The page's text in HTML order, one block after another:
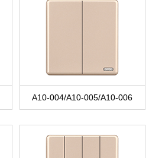
A10-004/A10-005/A10-006